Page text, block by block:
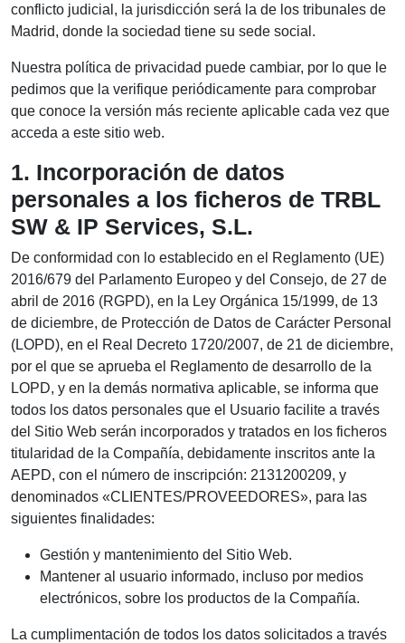
conflicto judicial, la jurisdicción será la de los tribunales de
Madrid, donde la sociedad tiene su sede social.
Nuestra política de privacidad puede cambiar, por lo que le
pedimos que la verifique periódicamente para comprobar
que conoce la versión más reciente aplicable cada vez que
acceda a este sitio web.
1. Incorporación de datos
personales a los ficheros de TRBL
SW & IP Services, S.L.
De conformidad con lo establecido en el Reglamento (UE)
2016/679 del Parlamento Europeo y del Consejo, de 27 de
abril de 2016 (RGPD), en la Ley Orgánica 15/1999, de 13
de diciembre, de Protección de Datos de Carácter Personal
(LOPD), en el Real Decreto 1720/2007, de 21 de diciembre,
por el que se aprueba el Reglamento de desarrollo de la
LOPD, y en la demás normativa aplicable, se informa que
todos los datos personales que el Usuario facilite a través
del Sitio Web serán incorporados y tratados en los ficheros
titularidad de la Compañía, debidamente inscritos ante la
AEPD, con el número de inscripción: 2131200209, y
denominados «CLIENTES/PROVEEDORES», para las
siguientes finalidades:
Gestión y mantenimiento del Sitio Web.
Mantener al usuario informado, incluso por medios
electrónicos, sobre los productos de la Compañía.
La cumplimentación de todos los datos solicitados a través